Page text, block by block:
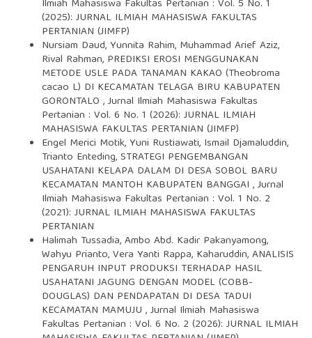
Ilmiah Mahasiswa Fakultas Pertanian : Vol. 5 No. 1
(2025): JURNAL ILMIAH MAHASISWA FAKULTAS
PERTANIAN (JIMFP)
Nursiam Daud, Yunnita Rahim, Muhammad Arief Aziz,
Rival Rahman, PREDIKSI EROSI MENGGUNAKAN
METODE USLE PADA TANAMAN KAKAO (Theobroma
cacao L) DI KECAMATAN TELAGA BIRU KABUPATEN
GORONTALO ,Jurnal Ilmiah Mahasiswa Fakultas
Pertanian : Vol. 6 No. 1 (2026): JURNAL ILMIAH
MAHASISWA FAKULTAS PERTANIAN (JIMFP)
Engel Merici Motik, Yuni Rustiawati, Ismail Djamaluddin,
Trianto Enteding,STRATEGI PENGEMBANGAN
USAHATANI KELAPA DALAM DI DESA SOBOL BARU
KECAMATAN MANTOH KABUPATEN BANGGAI ,Jurnal
Ilmiah Mahasiswa Fakultas Pertanian : Vol. 1 No. 2
(2021): JURNAL ILMIAH MAHASISWA FAKULTAS
PERTANIAN
Halimah Tussadia, Ambo Abd. Kadir Pakanyamong,
Wahyu Prianto, Vera Yanti Rappa, Kaharuddin,ANALISIS
PENGARUH INPUT PRODUKSI TERHADAP HASIL
USAHATANI JAGUNG DENGAN MODEL (COBB-
DOUGLAS) DAN PENDAPATAN DI DESA TADUI
KECAMATAN MAMUJU ,Jurnal Ilmiah Mahasiswa
Fakultas Pertanian : Vol. 6 No. 2 (2026): JURNAL ILMIAH